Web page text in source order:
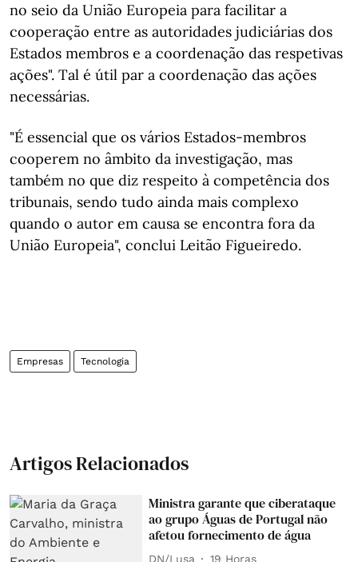
no seio da União Europeia para facilitar a
cooperação entre as autoridades judiciárias dos
Estados membros e a coordenação das respetivas
ações". Tal é útil par a coordenação das ações
necessárias.
"É essencial que os vários Estados-membros
cooperem no âmbito da investigação, mas
também no que diz respeito à competência dos
tribunais, sendo tudo ainda mais complexo
quando o autor em causa se encontra fora da
União Europeia", conclui Leitão Figueiredo.
Empresas Tecnologia
Artigos Relacionados
Ministra garante que ciberataque
ao grupo Águas de Portugal não
afetou fornecimento de água
DN/Lusa 19 Horas